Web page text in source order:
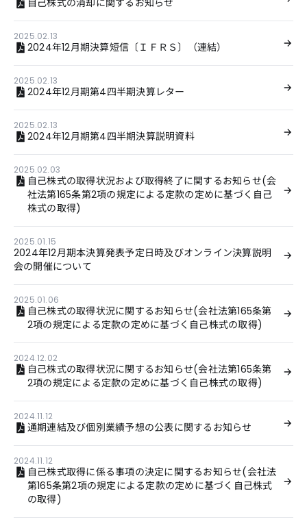
自己株式の消却に関するお知らせ
2025.02.13
2024年12月期決算短信〔ＩＦＲＳ〕（連結）
2025.02.13
2024年12月期第4四半期決算レター
2025.02.13
2024年12月期第4四半期決算説明資料
2025.02.03
自己株式の取得状況および取得終了に関するお知らせ(会
社法第165条第2項の規定による定款の定めに基づく自己
株式の取得)
2025.01.15
2024年12月期本決算発表予定日時及びオンライン決算説明
会の開催について
2025.01.06
自己株式の取得状況に関するお知らせ(会社法第165条第
2項の規定による定款の定めに基づく自己株式の取得)
2024.12.02
自己株式の取得状況に関するお知らせ(会社法第165条第
2項の規定による定款の定めに基づく自己株式の取得)
2024.11.12
通期連結及び個別業績予想の公表に関するお知らせ
2024.11.12
自己株式取得に係る事項の決定に関するお知らせ(会社法
第165条第2項の規定による定款の定めに基づく自己株式
の取得)